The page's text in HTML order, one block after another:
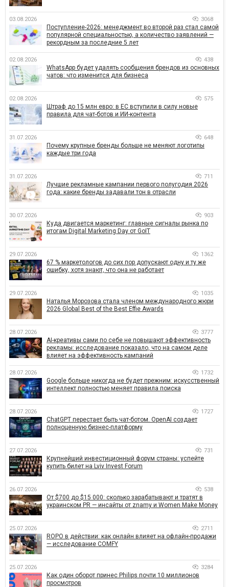
03.08.2026 3068
Поступление-2026: менеджмент во второй раз стал самой
популярной специальностью, а количество заявлений —
рекордным за последние 5 лет
02.08.2026 438
WhatsApp будет удалять сообщения брендов из основных
чатов: что изменится для бизнеса
02.08.2026 575
Штраф до 15 млн евро: в ЕС вступили в силу новые
правила для чат-ботов и ИИ-контента
31.07.2026 648
Почему крупные бренды больше не меняют логотипы
каждые три года
31.07.2026 711
Лучшие рекламные кампании первого полугодия 2026
года: какие бренды задавали тон в отрасли
30.07.2026 903
Куда двигается маркетинг: главные сигналы рынка по
итогам Digital Marketing Day от GoIT
29.07.2026 1362
67 % маркетологов до сих пор допускают одну и ту же
ошибку, хотя знают, что она не работает
29.07.2026 1035
Наталья Морозова стала членом международного жюри
2026 Global Best of the Best Effie Awards
28.07.2026 3777
AI-креативы сами по себе не повышают эффективность
рекламы: исследование показало, что на самом деле
влияет на эффективность кампаний
28.07.2026 1732
Google больше никогда не будет прежним: искусственный
интеллект полностью меняет правила поиска
28.07.2026 1727
ChatGPT перестает быть чат-ботом. OpenAI создает
полноценную бизнес-платформу
27.07.2026 731
Крупнейший инвестиционный форум страны: успейте
купить билет на Lviv Invest Forum
26.07.2026 538
От $700 до $15 000: сколько зарабатывают и тратят в
украинском PR — инсайты от znamy и Women Make Money
25.07.2026 2711
ROPO в действии: как онлайн влияет на офлайн-продажи
— исследование COMFY
25.07.2026 3284
Как один оборот принес Philips почти 10 миллионов
просмотров